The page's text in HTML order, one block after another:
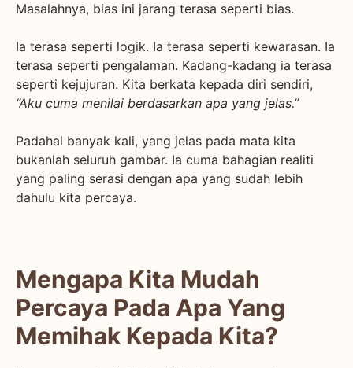
Masalahnya, bias ini jarang terasa seperti bias.
Ia terasa seperti logik. Ia terasa seperti kewarasan. Ia
terasa seperti pengalaman. Kadang-kadang ia terasa
seperti kejujuran. Kita berkata kepada diri sendiri,
“Aku cuma menilai berdasarkan apa yang jelas.”
Padahal banyak kali, yang jelas pada mata kita
bukanlah seluruh gambar. Ia cuma bahagian realiti
yang paling serasi dengan apa yang sudah lebih
dahulu kita percaya.
Mengapa Kita Mudah
Percaya Pada Apa Yang
Memihak Kepada Kita?